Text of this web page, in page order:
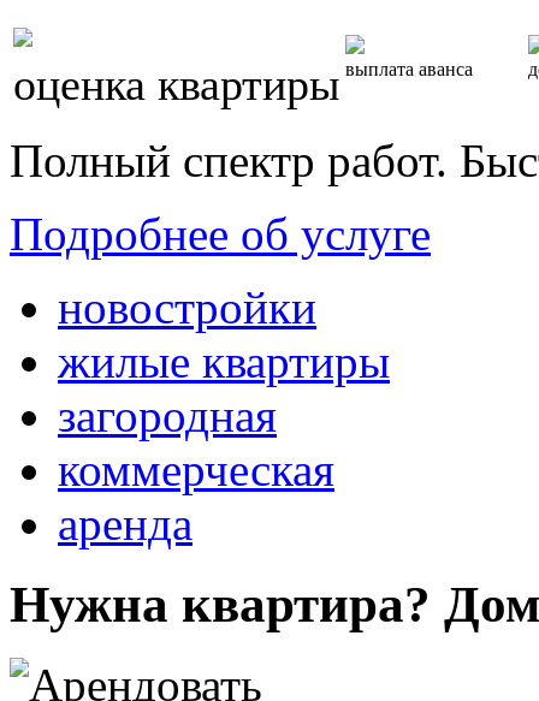
оценка квартиры выплата аванса
Полный спектр работ.
Подробнее об услуге
новостройки
жилые квартиры
загородная
коммерческая
аренда
Нужна квартира?